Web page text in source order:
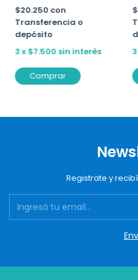
$20.250 con
Transferencia o
depósito
3 x$7.500 sin interés
Comprar
3
Registrate y